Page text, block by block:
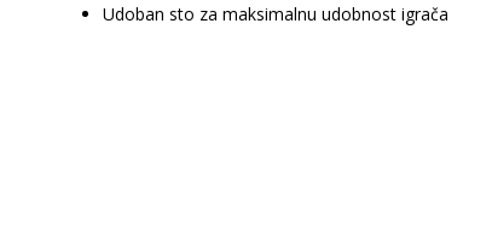
Udoban sto za maksimalnu udobnost igrača